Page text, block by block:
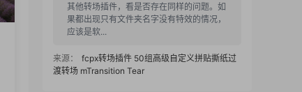
其他转场插件，看是否存在同样的问题。如
果都出现只有文件夹名字没有特效的情况，
应该是软...
来源：
fcpx转场插件 50组高级自定义拼贴撕纸过
渡转场 mTransition Tear